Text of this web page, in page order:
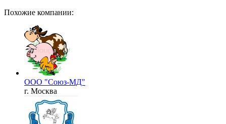
Похожие компании:
ООО "Союз-МД"
г. Москва